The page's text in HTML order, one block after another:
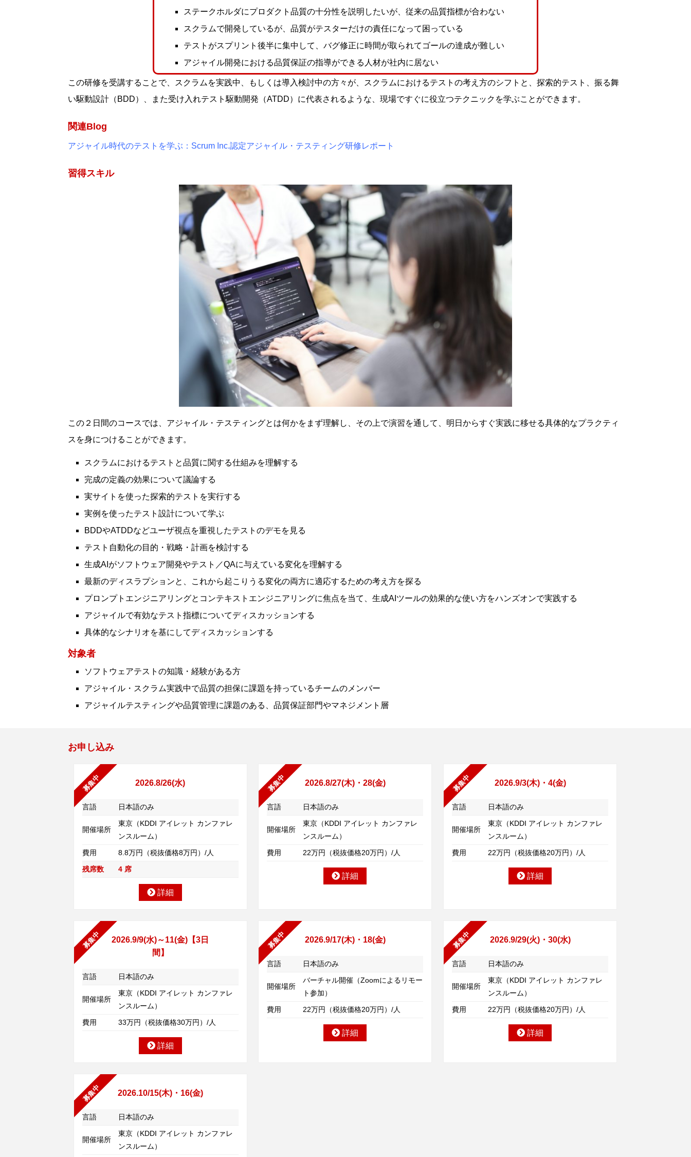
ステークホルダにプロダクト品質の十分性を説明したいが、従来の品質指標が合わない
スクラムで開発しているが、品質がテスターだけの責任になって困っている
テストがスプリント後半に集中して、バグ修正に時間が取られてゴールの達成が難しい
アジャイル開発における品質保証の指導ができる人材が社内に居ない
この研修を受講することで、スクラムを実践中、もしくは導入検討中の方々が、スクラムにおけるテストの考え方のシフトと、探索的テスト、振る舞
い駆動設計（BDD）、また受け入れテスト駆動開発（ATDD）に代表されるような、現場ですぐに役立つテクニックを学ぶことができます。
関連Blog
アジャイル時代のテストを学ぶ：Scrum Inc.認定アジャイル・テスティング研修レポート
習得スキル
この２日間のコースでは、アジャイル・テスティングとは何かをまず理解し、その上で演習を通して、明日からすぐ実践に移せる具体的なプラクティ
スを身につけることができます。
スクラムにおけるテストと品質に関する仕組みを理解する
完成の定義の効果について議論する
実サイトを使った探索的テストを実行する
実例を使ったテスト設計について学ぶ
BDDやATDDなどユーザ視点を重視したテストのデモを見る
テスト自動化の目的・戦略・計画を検討する
生成AIがソフトウェア開発やテスト／QAに与えている変化を理解する
最新のディスラプションと、これから起こりうる変化の両方に適応するための考え方を探る
プロンプトエンジニアリングとコンテキストエンジニアリングに焦点を当て、生成AIツールの効果的な使い方をハンズオンで実践する
アジャイルで有効なテスト指標についてディスカッションする
具体的なシナリオを基にしてディスカッションする
対象者
ソフトウェアテストの知識・経験がある方
アジャイル・スクラム実践中で品質の担保に課題を持っているチームのメンバー
アジャイルテスティングや品質管理に課題のある、品質保証部門やマネジメント層
お申し込み
2026.8/26(水)
募集中
言語 日本語のみ
開催場所
東京（KDDI アイレット カンファレ
ンスルーム）
費用
8.8万円（税抜価格8万円）/人
残席数
4 席
詳細
2026.8/27(木)・28(金)
募集中
言語 日本語のみ
開催場所
東京（KDDI アイレット カンファレ
ンスルーム）
費用
22万円（税抜価格20万円）/人
詳細
2026.9/3(木)・4(金)
募集中
言語 日本語のみ
開催場所
東京（KDDI アイレット カンファレ
ンスルーム）
費用
22万円（税抜価格20万円）/人
詳細
2026.9/9(水)～11(金)【3日
間】
募集中
言語 日本語のみ
開催場所
東京（KDDI アイレット カンファレ
ンスルーム）
費用
33万円（税抜価格30万円）/人
詳細
2026.9/17(木)・18(金)
募集中
言語 日本語のみ
開催場所
バーチャル開催（Zoomによるリモー
ト参加）
費用
22万円（税抜価格20万円）/人
詳細
2026.9/29(火)・30(水)
募集中
言語 日本語のみ
開催場所
東京（KDDI アイレット カンファレ
ンスルーム）
費用
22万円（税抜価格20万円）/人
詳細
2026.10/15(木)・16(金)
募集中
言語 日本語のみ
開催場所
東京（KDDI アイレット カンファレ
ンスルーム）